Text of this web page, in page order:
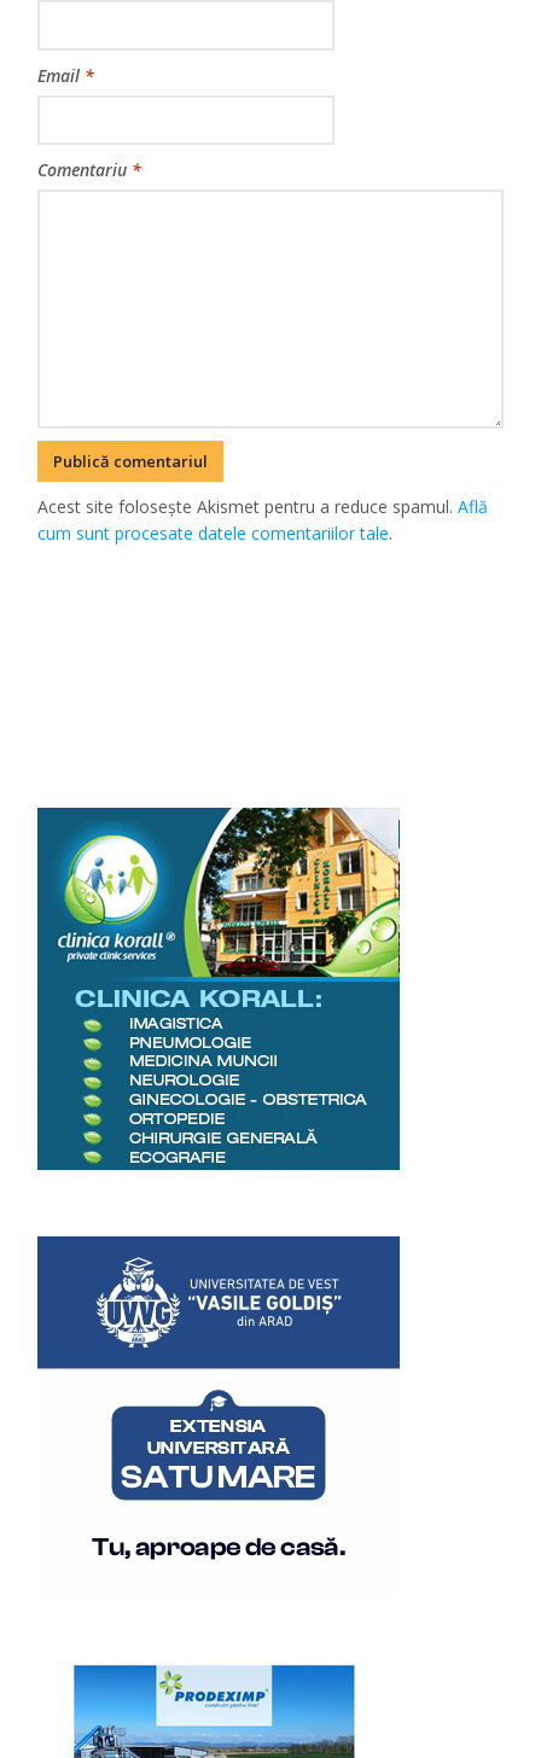
Email *
Comentariu *
Acest site folosește Akismet pentru a reduce spamul.Află
cum sunt procesate datele comentariilor tale.